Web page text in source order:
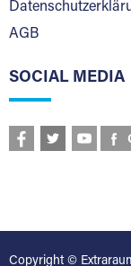
AGB
SOCIAL MEDIA
Copyright ©